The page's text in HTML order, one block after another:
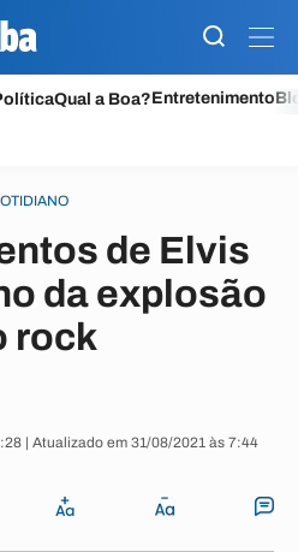
Qual a Boa?Entretenimento
de Elvis
da explosão
rock
| Atualizado em 31/08/2021 às 7:44